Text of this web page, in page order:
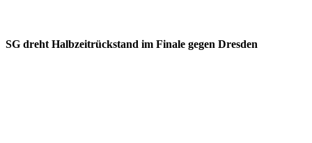
SG dreht Halbzeitrückstand im Finale gegen Dresden